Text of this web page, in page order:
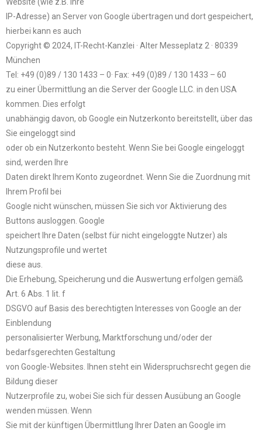
IP-Adresse) an Server von Google übertragen und dort gespeichert,
hierbei kann es auch
Copyright © 2024, IT-Recht-Kanzlei · Alter Messeplatz 2 · 80339
München
Tel: +49 (0)89 / 130 1433 – 0· Fax: +49 (0)89 / 130 1433 – 60
zu einer Übermittlung an die Server der Google LLC. in den USA
kommen. Dies erfolgt
unabhängig davon, ob Google ein Nutzerkonto bereitstellt, über das
Sie eingeloggt sind
oder ob ein Nutzerkonto besteht. Wenn Sie bei Google eingeloggt
sind, werden Ihre
Daten direkt Ihrem Konto zugeordnet. Wenn Sie die Zuordnung mit
Ihrem Profil bei
Google nicht wünschen, müssen Sie sich vor Aktivierung des
Buttons ausloggen. Google
speichert Ihre Daten (selbst für nicht eingeloggte Nutzer) als
Nutzungsprofile und wertet
diese aus.
Die Erhebung, Speicherung und die Auswertung erfolgen gemäß
Art. 6 Abs. 1 lit. f
DSGVO auf Basis des berechtigten Interesses von Google an der
Einblendung
personalisierter Werbung, Marktforschung und/oder der
bedarfsgerechten Gestaltung
von Google-Websites. Ihnen steht ein Widerspruchsrecht gegen die
Bildung dieser
Nutzerprofile zu, wobei Sie sich für dessen Ausübung an Google
wenden müssen. Wenn
Sie mit der künftigen Übermittlung Ihrer Daten an Google im